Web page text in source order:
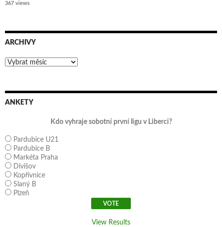
367 views
ARCHIVY
Archivy
ANKETY
Kdo vyhraje sobotní první ligu v Liberci?
Pardubice U21
Pardubice B
Markéta Praha
Divišov
Kopřivnice
Slaný B
Plzeň
View Results